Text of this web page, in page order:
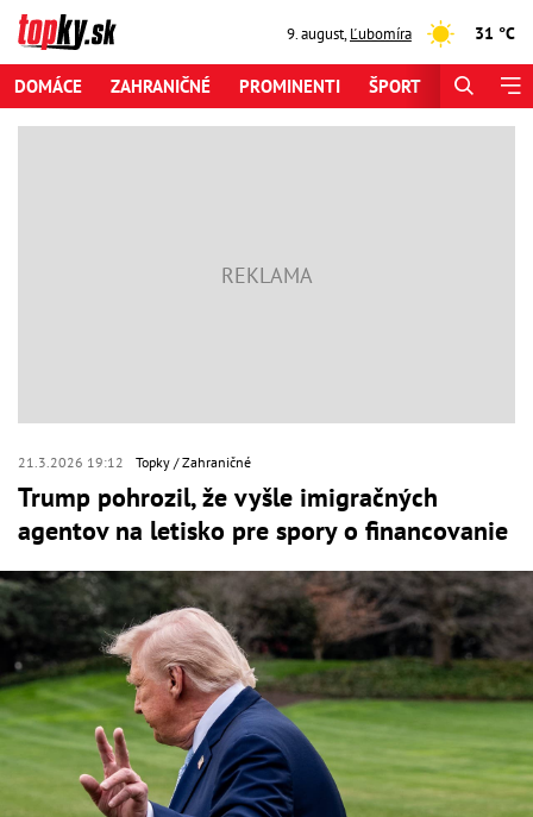
9. august,Ľubomíra 31 °C
DOMÁCE ZAHRANIČNÉ PROMINENTI ŠPORT
21.3.2026 19:12 Topky Zahraničné
Trump pohrozil, že vyšle imigračných
agentov na letisko pre spory o financovanie